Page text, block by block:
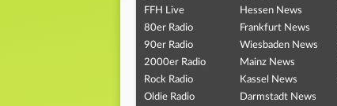
FFH Live
80er Radio
90er Radio
2000er Radio
Rock Radio
Oldie Radio
Hessen News
Frankfurt News
Wiesbaden News
Mainz News
Kassel News
Darmstadt News